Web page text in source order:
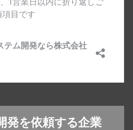
発を依頼する企業